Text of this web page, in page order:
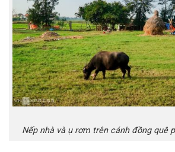
Nếp nhà và ụ rơm trên cánh đồng quê